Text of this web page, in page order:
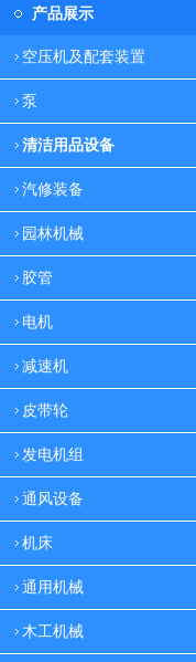
产品展示
空压机及配套装置
泵
清洁用品设备
汽修装备
园林机械
胶管
电机
减速机
皮带轮
发电机组
通风设备
机床
通用机械
木工机械